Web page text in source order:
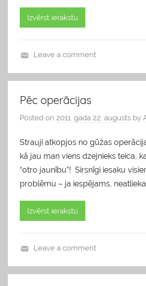
Izvērst ierakstu
i
d
o
l
i
s
Leave a comment
Pēc operācijas
Posted on 2011. gada 22. augusts by
Strauji atkopjos no gūžas
kā jau man viens dzejnieks teica,
“otro jaunību”! Sirsnīgi iesaku
problēmu – ja iespējams,
Izvērst ierakstu
l
Leave a comment